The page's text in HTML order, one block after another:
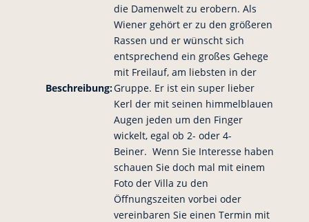
Beschreibung:
die Damenwelt zu erobern. Als
Wiener gehört er zu den größeren
Rassen und er wünscht sich
entsprechend ein großes Gehege
mit Freilauf, am liebsten in der
Gruppe. Er ist ein super lieber
Kerl der mit seinen himmelblauen
Augen jeden um den Finger
wickelt, egal ob 2- oder 4-
Beiner. Wenn Sie Interesse haben
schauen Sie doch mal mit einem
Foto der Villa zu den
Öffnungszeiten vorbei oder
vereinbaren Sie einen Termin mit